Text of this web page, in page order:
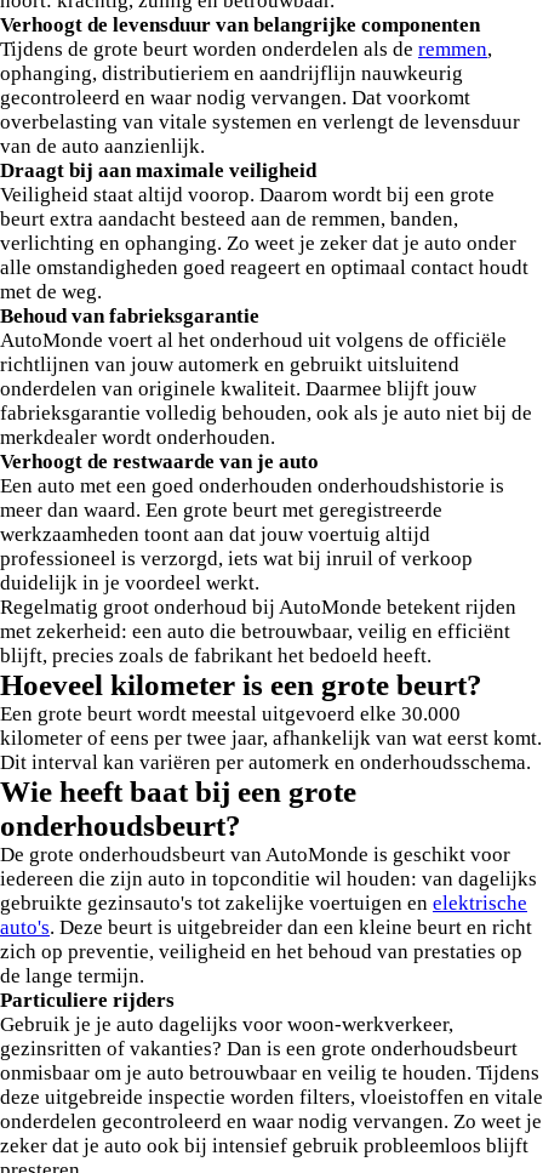
Verhoogt de levensduur van belangrijke componenten
Tijdens de grote beurt worden onderdelen als de remmen,
ophanging, distributieriem en aandrijflijn nauwkeurig
gecontroleerd en waar nodig vervangen. Dat voorkomt
overbelasting van vitale systemen en verlengt de levensduur
van de auto aanzienlijk.
Draagt bij aan maximale veiligheid
Veiligheid staat altijd voorop. Daarom wordt bij een grote
beurt extra aandacht besteed aan de remmen, banden,
verlichting en ophanging. Zo weet je zeker dat je auto onder
alle omstandigheden goed reageert en optimaal contact houdt
met de weg.
Behoud van fabrieksgarantie
AutoMonde voert al het onderhoud uit volgens de officiële
richtlijnen van jouw automerk en gebruikt uitsluitend
onderdelen van originele kwaliteit. Daarmee blijft jouw
fabrieksgarantie volledig behouden, ook als je auto niet bij de
merkdealer wordt onderhouden.
Verhoogt de restwaarde van je auto
Een auto met een goed onderhouden onderhoudshistorie is
meer dan waard. Een grote beurt met geregistreerde
werkzaamheden toont aan dat jouw voertuig altijd
professioneel is verzorgd, iets wat bij inruil of verkoop
duidelijk in je voordeel werkt.
Regelmatig groot onderhoud bij AutoMonde betekent rijden
met zekerheid: een auto die betrouwbaar, veilig en efficiënt
blijft, precies zoals de fabrikant het bedoeld heeft.
Hoeveel kilometer is een grote beurt?
Een grote beurt wordt meestal uitgevoerd elke 30.000
kilometer of eens per twee jaar, afhankelijk van wat eerst komt.
Dit interval kan variëren per automerk en onderhoudsschema.
Wie heeft baat bij een grote
onderhoudsbeurt?
De grote onderhoudsbeurt van AutoMonde is geschikt voor
iedereen die zijn auto in topconditie wil houden: van dagelijks
gebruikte gezinsauto's tot zakelijke voertuigen en elektrische
auto's. Deze beurt is uitgebreider dan een kleine beurt en richt
zich op preventie, veiligheid en het behoud van prestaties op
de lange termijn.
Particuliere rijders
Gebruik je je auto dagelijks voor woon-werkverkeer,
gezinsritten of vakanties? Dan is een grote onderhoudsbeurt
onmisbaar om je auto betrouwbaar en veilig te houden. Tijdens
deze uitgebreide inspectie worden filters, vloeistoffen en vitale
onderdelen gecontroleerd en waar nodig vervangen. Zo weet je
zeker dat je auto ook bij intensief gebruik probleemloos blijft